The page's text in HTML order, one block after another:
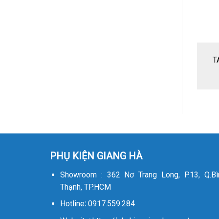
PHỤ KIỆN GIANG HÀ
Showroom : 362 Nơ Trang Long, P.13,
Thạnh, TP.HCM
Hotline:0917.559.284